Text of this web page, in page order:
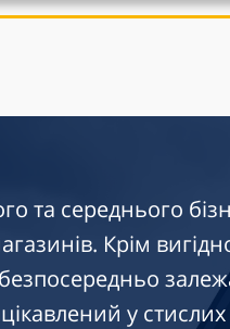
та середнього
Крім
у